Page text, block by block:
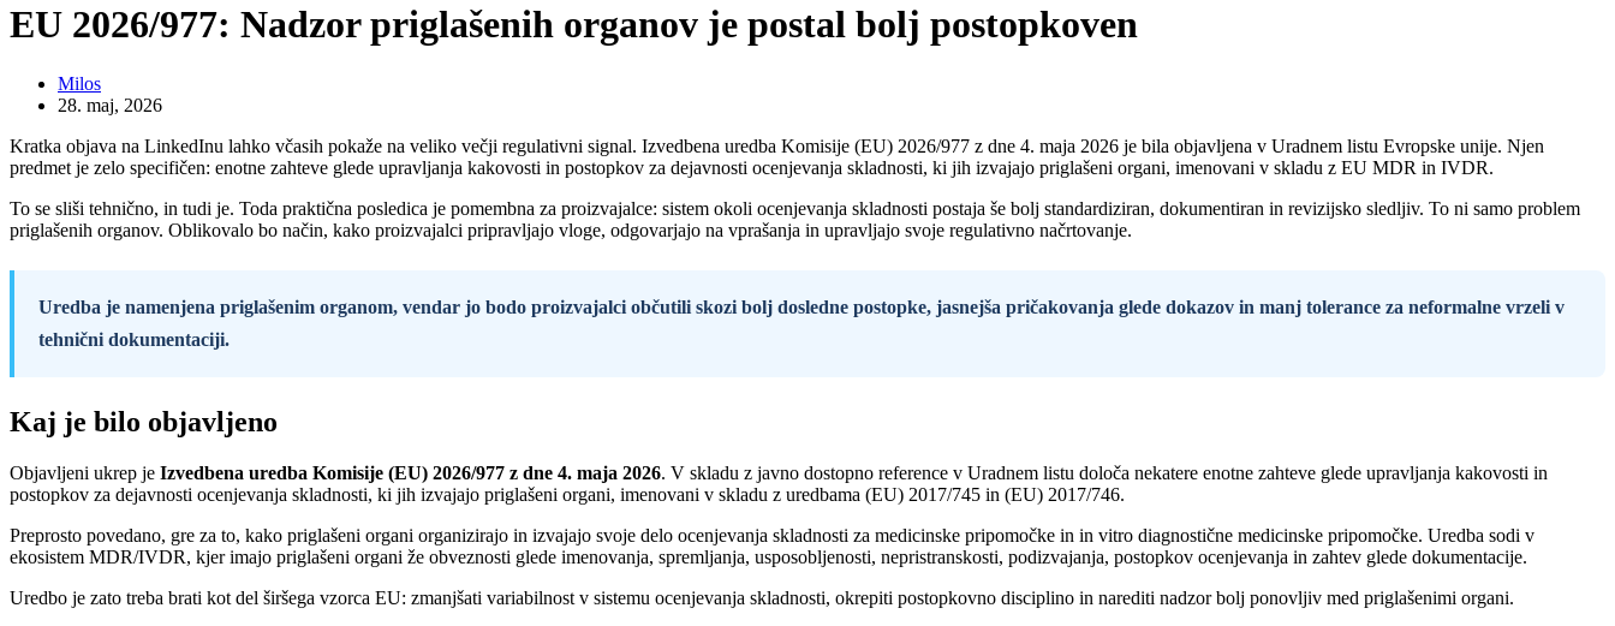
EU 2026/977: Nadzor priglašenih organov je postal bolj postopkoven
Milos
28. maj, 2026
Kratka objava na LinkedInu lahko včasih pokaže na veliko večji regulativni signal. Izvedbena uredba Komisije (EU) 2026/977 z dne 4. maja 2026 je bila objavljena v Uradnem listu Evropske unije. Njen
predmet je zelo specifičen: enotne zahteve glede upravljanja kakovosti in postopkov za dejavnosti ocenjevanja skladnosti, ki jih izvajajo priglašeni organi, imenovani v skladu z EU MDR in IVDR.
To se sliši tehnično, in tudi je. Toda praktična posledica je pomembna za proizvajalce: sistem okoli ocenjevanja skladnosti postaja še bolj standardiziran, dokumentiran in revizijsko sledljiv. To ni samo problem
priglašenih organov. Oblikovalo bo način, kako proizvajalci pripravljajo vloge, odgovarjajo na vprašanja in upravljajo svoje regulativno načrtovanje.
Uredba je namenjena priglašenim organom, vendar jo bodo proizvajalci občutili skozi bolj dosledne postopke, jasnejša pričakovanja glede dokazov in manj tolerance za neformalne vrzeli v
tehnični dokumentaciji.
Kaj je bilo objavljeno
Objavljeni ukrep je Izvedbena uredba Komisije (EU) 2026/977 z dne 4. maja 2026. V skladu z javno dostopno reference v Uradnem listu določa nekatere enotne zahteve glede upravljanja kakovosti in
postopkov za dejavnosti ocenjevanja skladnosti, ki jih izvajajo priglašeni organi, imenovani v skladu z uredbama (EU) 2017/745 in (EU) 2017/746.
Preprosto povedano, gre za to, kako priglašeni organi organizirajo in izvajajo svoje delo ocenjevanja skladnosti za medicinske pripomočke in in vitro diagnostične medicinske pripomočke. Uredba sodi v
ekosistem MDR/IVDR, kjer imajo priglašeni organi že obveznosti glede imenovanja, spremljanja, usposobljenosti, nepristranskosti, podizvajanja, postopkov ocenjevanja in zahtev glede dokumentacije.
Uredbo je zato treba brati kot del širšega vzorca EU: zmanjšati variabilnost v sistemu ocenjevanja skladnosti, okrepiti postopkovno disciplino in narediti nadzor bolj ponovljiv med priglašenimi organi.